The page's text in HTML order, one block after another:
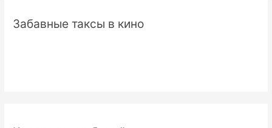
Забавные таксы в кино